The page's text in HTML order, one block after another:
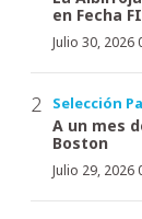
en Fecha
Julio 30, 2026
Selección
A un mes
Boston
Julio 29, 2026